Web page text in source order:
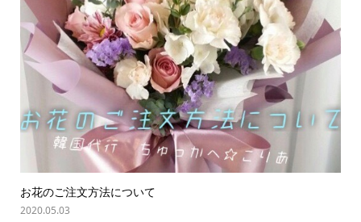
お花のご注文方法について
2020.05.03